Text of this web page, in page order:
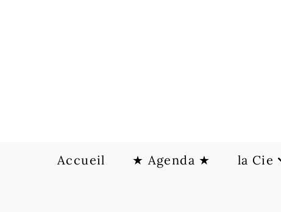
Accueil ★ Agenda ★ la Cie